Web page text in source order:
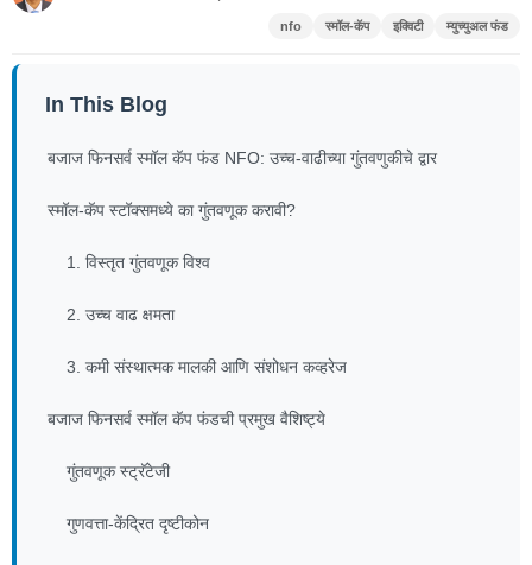
nfo स्मॉल-कॅप इक्विटी म्युच्युअल फंड
In This Blog
बजाज फिनसर्व स्मॉल कॅप फंड NFO: उच्च-वाढीच्या गुंतवणुकीचे द्वार
स्मॉल-कॅप स्टॉक्समध्ये का गुंतवणूक करावी?
1. विस्तृत गुंतवणूक विश्व
2. उच्च वाढ क्षमता
3. कमी संस्थात्मक मालकी आणि संशोधन कव्हरेज
बजाज फिनसर्व स्मॉल कॅप फंडची प्रमुख वैशिष्ट्ये
गुंतवणूक स्ट्रॅटेजी
गुणवत्ता-केंद्रित दृष्टीकोन